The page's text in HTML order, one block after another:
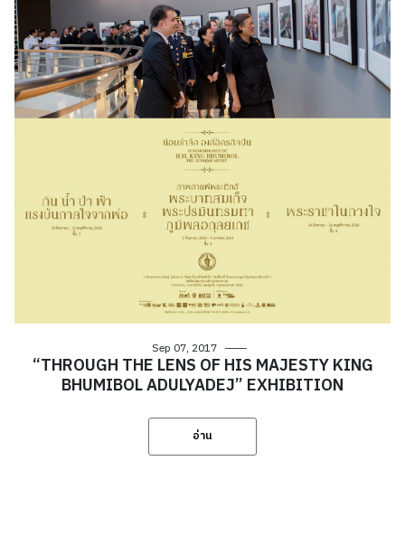
Sep 07, 2017
“THROUGH THE LENS OF HIS MAJESTY KING
BHUMIBOL ADULYADEJ” EXHIBITION
อ่าน